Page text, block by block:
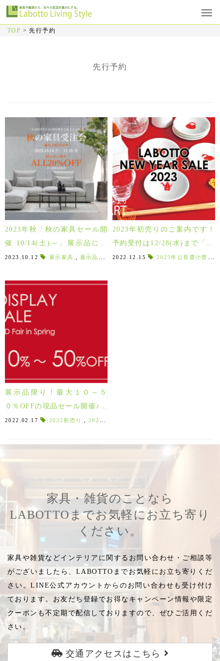
TOP >先行予約
先行予約
2023年秋「秋の家具セール開
催 10/14(土)～」展示品に限
り20％OFF！！
2023.10.12 展示家具 展示品20%OFF , 家具入れ替え,ラボット誕生祭
2023年初売りのご案内です！
予約受付は12/28(水)まで「20
23 LABOTTO NEW YEAR S
2022.12.15 2023年公長齋小菅
展示品限り！最大１０～５
０％OFFの現品セール開催♪新
生活をお買い得に始めよう！
2022.02.17 2022初売り 2022年
家具・雑貨のことなら
LABOTTOまでお気軽にお立ち寄り
ください。
家具や雑貨などインテリアに関するお問い合わせ・ご相談等
がございましたら、LABOTTOまでお気軽にお立ち寄りくだ
さい。LINE公式アカウントからのお問い合わせも受け付け
ております。お友だち登録でお得なキャンペーン情報や限定
クーポンも不定期で配信しておりますので、ぜひご活用くだ
さい。
交通アクセスはこちら